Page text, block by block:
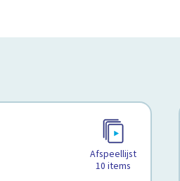
Afspeellijst
10 items